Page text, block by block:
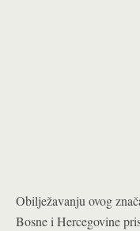
Obilježavanju ovog
Bosne i Hercegovine